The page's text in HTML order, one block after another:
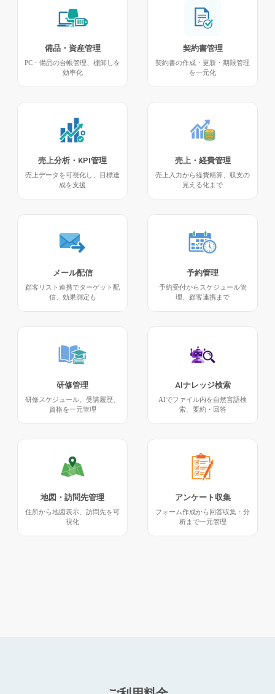
備品・資産管理
PC・備品の台帳管理、棚卸しを
効率化
契約書管理
契約書の作成・更新・期限管理
を一元化
売上分析・KPI管理
売上データを可視化し、目標達
成を支援
売上・経費管理
売上入力から経費精算、収支の
見える化まで
メール配信
顧客リスト連携でターゲット配
信、効果測定も
予約管理
予約受付からスケジュール管
理、顧客連携まで
研修管理
研修スケジュール、受講履歴、
資格を一元管理
AIナレッジ検索
AIでファイル内を自然言語検
索、要約・回答
地図・訪問先管理
住所から地図表示、訪問先を可
視化
アンケート収集
フォーム作成から回答収集・分
析まで一元管理